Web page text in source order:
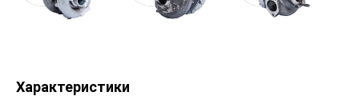
Характеристики